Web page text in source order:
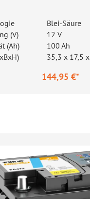
Blei-Säure
(V)
12 V
(Ah)
100 Ah
35,3 x 17,5
144,95 €*